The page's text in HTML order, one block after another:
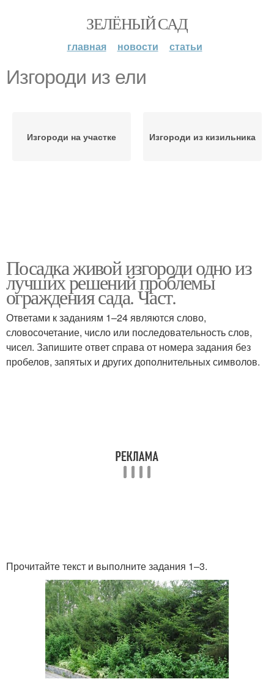
ЗЕЛЁНЫЙ САД
главная новости статьи
Изгороди из ели
Изгороди на участке Изгороди из кизильника
Посадка живой изгороди одно из
лучших решений проблемы
ограждения сада. Част.
Ответами к заданиям 1–24 являются слово,
словосочетание, число или последовательность слов,
чисел. Запишите ответ справа от номера задания без
пробелов, запятых и других дополнительных символов.
Прочитайте текст и выполните задания 1–3.